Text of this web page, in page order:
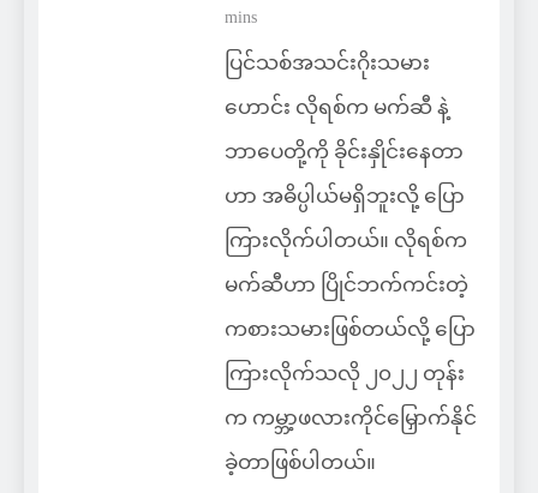
mins
ပြင်သစ်အသင်းဂိုးသမား
ဟောင်း လိုရစ်က မက်ဆီ နဲ့
ဘာပေတို့ကို ခိုင်းနှိုင်းနေတာ
ဟာ အဓိပ္ပါယ်မရှိဘူးလို့ ပြော
ကြားလိုက်ပါတယ်။ လိုရစ်က
မက်ဆီဟာ ပြိုင်ဘက်ကင်းတဲ့
ကစားသမားဖြစ်တယ်လို့ ပြော
ကြားလိုက်သလို ၂၀၂၂ တုန်း
က ကမ္ဘာ့ဖလားကိုင်မြှောက်နိုင်
ခဲ့တာဖြစ်ပါတယ်။